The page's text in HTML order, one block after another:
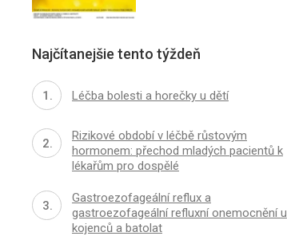
Najčítanejšie tento týždeň
Léčba bolesti a horečky u dětí
Rizikové období v léčbě růstovým
hormonem: přechod mladých pacientů k
lékařům pro dospělé
Gastroezofageální reflux a
gastroezofageální refluxní onemocnění u
kojenců a batolat